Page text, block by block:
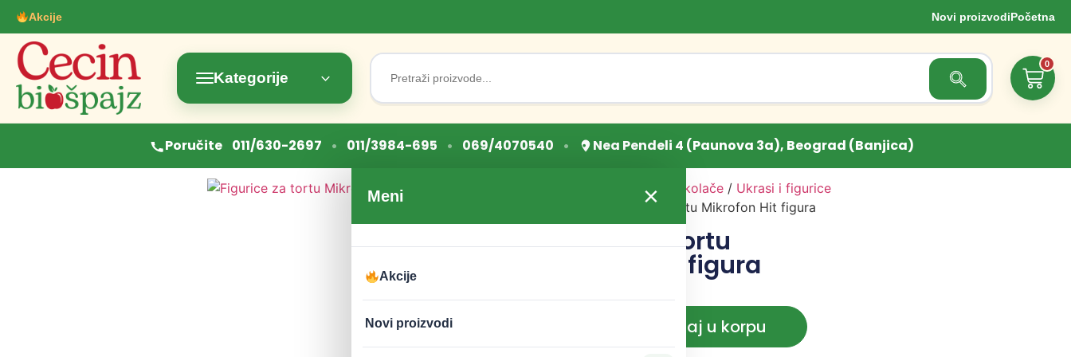
Akcije Novi proizvodiPočetna
Kategorije
Search
for:
Search Button
0
Poručite 011/630-2697 • 011/3984-695 • 069/4070540 • Nea Pendeli 4 (Paunova 3a), Beograd (Banjica)
Meni ×
Akcije
Novi proizvodi
Sve za torte i kolače / Ukrasi i figurice
/ Figurice za tortu Mikrofon Hit figura
Figurice za tortu
Mikrofon Hit figura
Dodaj u korpu